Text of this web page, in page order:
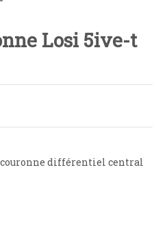
Losi 5ive-t
différentiel central